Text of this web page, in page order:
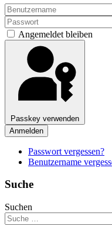
Angemeldet bleiben
Passkey verwenden
Anmelden
Passwort vergessen?
Benutzername
Suche
Suchen